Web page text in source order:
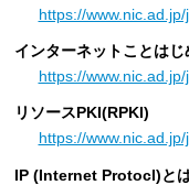
https://
インターネットことは
https://
リソースPKI(RPKI)
https://
IP (Internet Protocl)と